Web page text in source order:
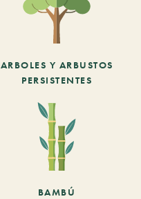
ARBOLES Y ARBUSTOS
PERSISTENTES
BAMBÚ